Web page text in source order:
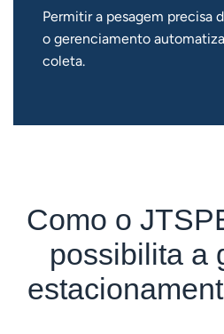
Permitir a pesagem precisa
o gerenciamento
coleta.
Como o
possibilita a